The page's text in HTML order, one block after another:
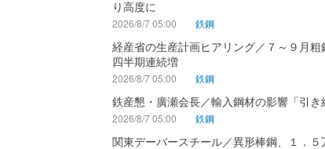
り高度に
2026/8/7 05:00 鉄鋼
経産省の生産計画ヒアリング／７～９月
四半期連続増
2026/8/7 05:00 鉄鋼
鉄産懇・廣瀬会長／輸入鋼材の影響「引き
2026/8/7 05:00 鉄鋼
関東デーバースチール／異形棒鋼、１．